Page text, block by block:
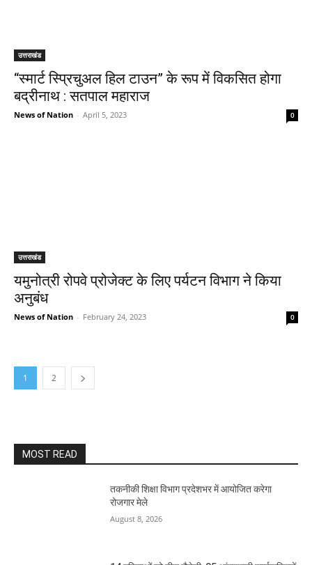
उत्तराखंड
“स्मार्ट स्प्रिचुअल हिल टाउन” के रूप में विकसित होगा
बद्रीनाथ : सतपाल महाराज
News of Nation - April 5, 2023 0
उत्तराखंड
यमुनोत्री रोपवे प्रोजेक्ट के लिए पर्यटन विभाग ने किया
अनुबंध
News of Nation - February 24, 2023 0
1 2
MOST READ
तकनीकी शिक्षा विभाग प्रदेशभर में आयोजित करेगा
रोजगार मेले
August 8, 2026